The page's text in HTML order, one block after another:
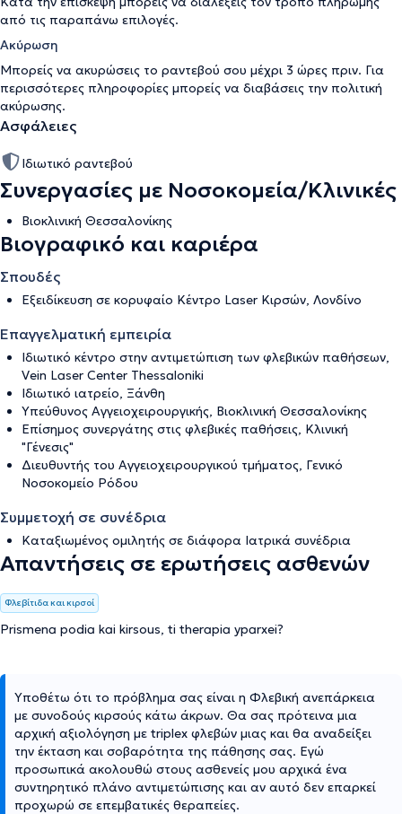
από τις παραπάνω επιλογές.
Ακύρωση
Μπορείς να ακυρώσεις το ραντεβού σου μέχρι 3 ώρες πριν. Για
περισσότερες πληροφορίες μπορείς να διαβάσεις την πολιτική
ακύρωσης.
Ασφάλειες
Ιδιωτικό ραντεβού
Συνεργασίες με Νοσοκομεία/Κλινικές
Βιοκλινική Θεσσαλονίκης
Βιογραφικό και καριέρα
Σπουδές
Εξειδίκευση σε κορυφαίο Kέντρο Laser Κιρσών, Λονδίνο
Επαγγελματική εμπειρία
Ιδιωτικό κέντρο στην αντιμετώπιση των φλεβικών παθήσεων,
Vein Laser Center Thessaloniki
Ιδιωτικό ιατρείο, Ξάνθη
Υπεύθυνος Αγγειοχειρουργικής, Βιοκλινική Θεσσαλονίκης
Επίσημος συνεργάτης στις φλεβικές παθήσεις, Κλινική
"Γένεσις"
Διευθυντής του Αγγειοχειρουργικού τμήματος, Γενικό
Νοσοκομείο Ρόδου
Συμμετοχή σε συνέδρια
Καταξιωμένος ομιλητής σε διάφορα Ιατρικά συνέδρια
Απαντήσεις σε ερωτήσεις ασθενών
Φλεβίτιδα και κιρσοί
Prismena podia kai kirsous, ti therapia yparxei?
Υποθέτω ότι το πρόβλημα σας είναι η Φλεβική ανεπάρκεια
με συνοδούς κιρσούς κάτω άκρων. Θα σας πρότεινα μια
αρχική αξιολόγηση με triplex φλεβών μιας και θα αναδείξει
την έκταση και σοβαρότητα της πάθησης σας. Εγώ
προσωπικά ακολουθώ στους ασθενείς μου αρχικά ένα
συντηρητικό πλάνο αντιμετώπισης και αν αυτό δεν επαρκεί
προχωρώ σε επεμβατικές θεραπείες.